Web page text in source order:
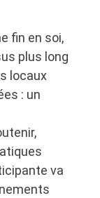
fin en soi,
plus long
locaux
: un
va